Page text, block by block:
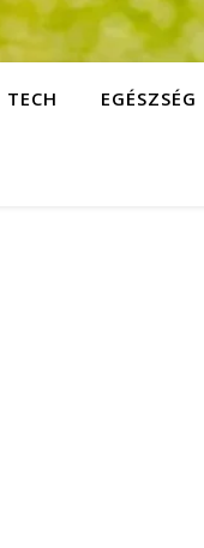
TECH EGÉSZSÉG